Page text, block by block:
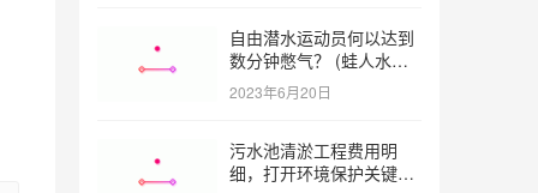
自由潜水运动员何以达到
数分钟憋气？ (蛙人水下
憋气最长多久)
2023年6月20日
污水池清淤工程费用明
细，打开环境保护关键之